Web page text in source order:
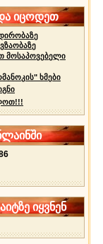
იცოდეთ
მოსაპოვებელი
ხმები
იყვნენ